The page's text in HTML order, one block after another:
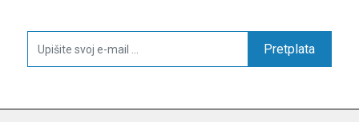
Pretplata